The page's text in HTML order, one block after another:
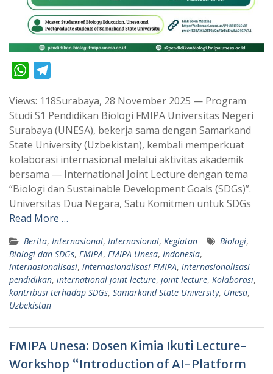
W
a
t
A
p
p
l
e
g
r
a
m
Views: 118Surabaya, 28 November 2025 — Program
Studi S1 Pendidikan Biologi FMIPA Universitas Negeri
Surabaya (UNESA), bekerja sama dengan Samarkand
State University (Uzbekistan), kembali memperkuat
kolaborasi internasional melalui aktivitas akademik
bersama — International Joint Lecture dengan tema
“Biologi dan Sustainable Development Goals (SDGs)”.
Universitas Dua Negara, Satu Komitmen untuk SDGs
Read More …
Berita, Internasional, Internasional, Kegiatan Biologi,
Biologi dan SDGs, FMIPA, FMIPA Unesa, Indonesia,
internasionalisasi, internasionalisasi FMIPA, internasionalisasi
pendidikan, international joint lecture, joint lecture, Kolaborasi,
kontribusi terhadap SDGs, Samarkand State University, Unesa,
Uzbekistan
FMIPA Unesa: Dosen Kimia Ikuti Lecture-
Workshop “Introduction of AI-Platform